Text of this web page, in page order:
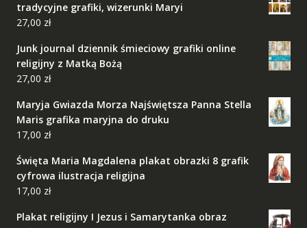
tradycyjne grafiki, wizerunki Maryi
27,00 zł
Junk journal dziennik śmieciowy grafiki online
religijny z Matką Bożą
27,00 zł
Maryja Gwiazda Morza Najświętsza Panna Stella
Maris grafika maryjna do druku
17,00 zł
Święta Maria Magdalena plakat obrazki 8 grafik
cyfrowa ilustracja religijna
17,00 zł
Plakat religijny I Jezus i Samarytanka obraz